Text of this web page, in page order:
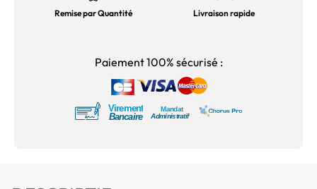
Remise par Quantité Livraison rapide
Paiement 100% sécurisé :